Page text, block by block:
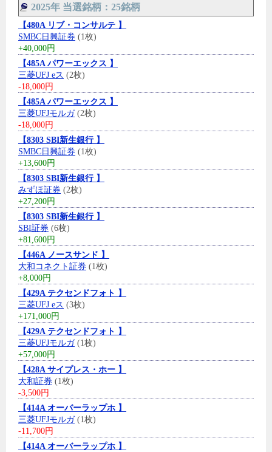
2025年 当選銘柄：25銘柄
【480A リブ・コンサルテ 】
SMBC日興証券 (1枚)
+40,000円
【485A パワーエックス 】
三菱UFJ eス (2枚)
-18,000円
【485A パワーエックス 】
三菱UFJモルガ(2枚)
-18,000円
【8303 SBI新生銀行 】
SMBC日興証券 (1枚)
+13,600円
【8303 SBI新生銀行 】
みずほ証券 (2枚)
+27,200円
【8303 SBI新生銀行 】
SBI証券 (6枚)
+81,600円
【446A ノースサンド 】
大和コネクト証券 (1枚)
+8,000円
【429A テクセンドフォト 】
三菱UFJ eス (3枚)
+171,000円
【429A テクセンドフォト 】
三菱UFJモルガ(1枚)
+57,000円
【428A サイプレス・ホー 】
大和証券 (1枚)
-3,500円
【414A オーバーラップホ 】
三菱UFJモルガ(1枚)
-11,700円
【414A オーバーラップホ 】